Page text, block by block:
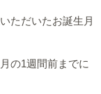
ただいたお誕生月
の1週間前までに